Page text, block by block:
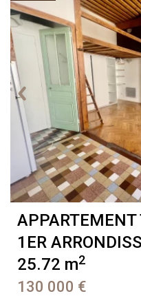
APPARTEMENT
1ER
25.72 m2
130 000 €